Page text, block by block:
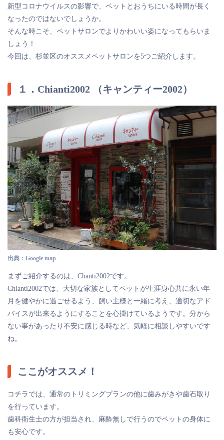
新型コロナウイルスの影響で、ペットとおうちにいる時間が長く
なったのではないでしょうか。
そんな時こそ、ペットサロンでよりかわいい姿になってもらいま
しょう！
今回は、杉並区のオススメペットサロンを5つご紹介します。
１．Chianti2002 （キャンティー2002）
出典：Google map
まずご紹介するのは、Chanti2002です。
Chianti2002では、大切な家族としてペットが生涯身心共に永い年
月を健やかに過ごせるよう、飼い主様と一緒に考え、適切なアド
バイスが出来るようにすることを心掛けているようです。分から
ない事があったり不安に感じる時など、気軽に相談しやすいです
ね。
ここがオススメ！
コチラでは、通常のトリミングプランの他に歯みがきや歯石取り
を行っています。
歯科衛生士の方が担当され、麻酔無しで行うのでペットの身体に
も安心です。